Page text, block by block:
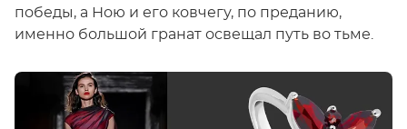
победы, а Ною и его ковчегу, по преданию,
именно большой гранат освещал путь во тьме.